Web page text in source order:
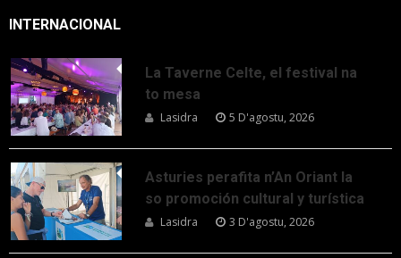
INTERNACIONAL
La Taverne Celte, el festival na
to mesa
Lasidra 5 D'agostu, 2026
Asturies perafita n’An Oriant la
so promoción cultural y turística
Lasidra 3 D'agostu, 2026